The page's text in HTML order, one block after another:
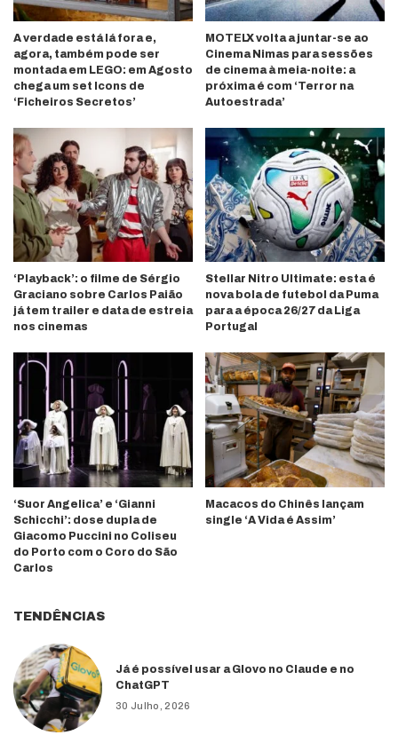
A verdade está lá fora e,
agora, também pode ser
montada em LEGO: em Agosto
chega um set Icons de
‘Ficheiros Secretos’
MOTELX volta a juntar-se ao
Cinema Nimas para sessões
de cinema à meia-noite: a
próxima é com ‘Terror na
Autoestrada’
‘Playback’: o filme de Sérgio
Graciano sobre Carlos Paião
já tem trailer e data de estreia
nos cinemas
Stellar Nitro Ultimate: esta é
nova bola de futebol da Puma
para a época 26/27 da Liga
Portugal
‘Suor Angelica’ e ‘Gianni
Schicchi’: dose dupla de
Giacomo Puccini no Coliseu
do Porto com o Coro do São
Carlos
Macacos do Chinês lançam
single ‘A Vida é Assim’
TENDÊNCIAS
Já é possível usar a Glovo no Claude e no
ChatGPT
30 Julho, 2026